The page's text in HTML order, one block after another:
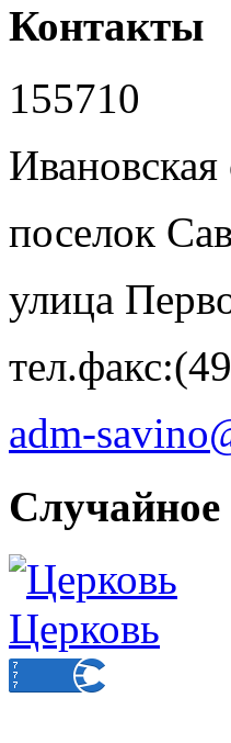
Контакты
155710
Ивановская
поселок
улица
adm-
Случайное
Церковь